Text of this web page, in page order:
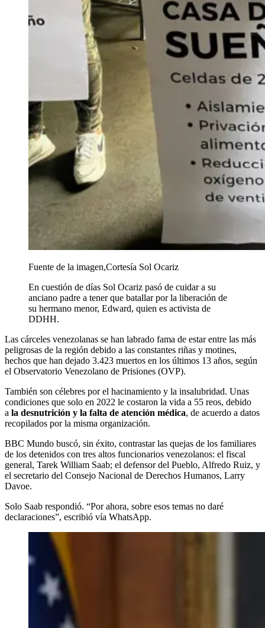
Fuente de la imagen,Cortesía Sol Ocariz
En cuestión de días Sol Ocariz pasó de cuidar a su
anciano padre a tener que batallar por la liberación de
su hermano menor, Edward, quien es activista de
DDHH.
Las cárceles venezolanas se han labrado fama de estar entre las más
peligrosas de la región debido a las constantes riñas y motines,
hechos que han dejado 3.423 muertos en los últimos 13 años, según
el Observatorio Venezolano de Prisiones (OVP).
También son célebres por el hacinamiento y la insalubridad. Unas
condiciones que solo en 2022 le costaron la vida a 55 reos, debido
a la desnutrición y la falta de atención médica, de acuerdo a datos
recopilados por la misma organización.
BBC Mundo buscó, sin éxito, contrastar las quejas de los familiares
de los detenidos con tres altos funcionarios venezolanos: el fiscal
general, Tarek William Saab; el defensor del Pueblo, Alfredo Ruiz, y
el secretario del Consejo Nacional de Derechos Humanos, Larry
Davoe.
Solo Saab respondió. “Por ahora, sobre esos temas no daré
declaraciones”, escribió vía WhatsApp.